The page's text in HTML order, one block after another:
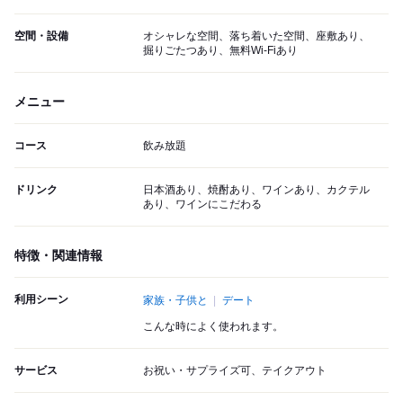
空間・設備
オシャレな空間、落ち着いた空間、座敷あり、
掘りごたつあり、無料Wi-Fiあり
メニュー
コース 飲み放題
ドリンク
日本酒あり、焼酎あり、ワインあり、カクテル
あり、ワインにこだわる
特徴・関連情報
利用シーン 家族・子供と デート
こんな時によく使われます。
サービス お祝い・サプライズ可、テイクアウト